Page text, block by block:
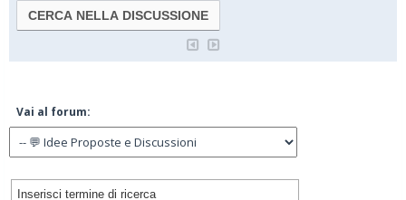
Vai al forum: